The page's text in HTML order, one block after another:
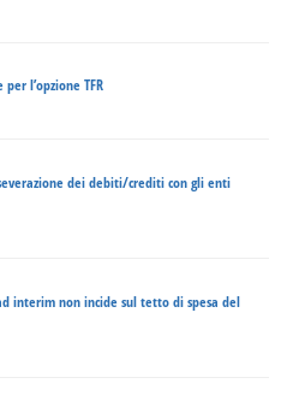
l’opzione TFR
dei debiti/crediti con gli enti
interim non incide sul tetto di spesa del